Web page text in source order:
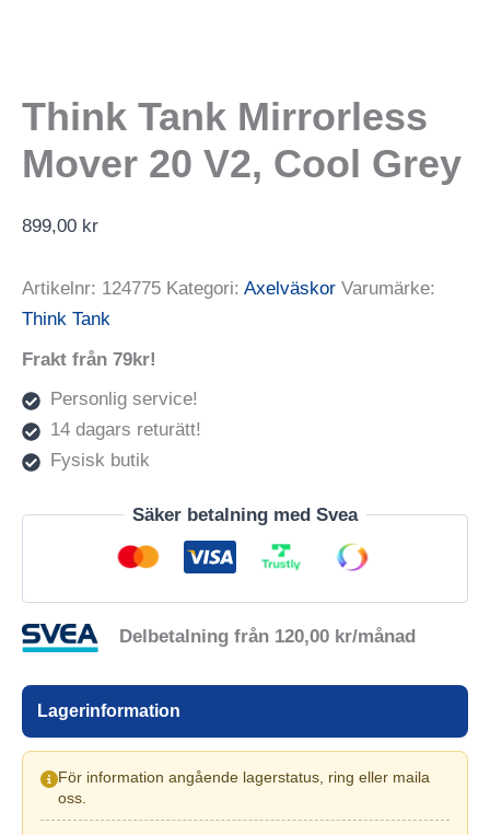
Think Tank Mirrorless
Mover 20 V2, Cool Grey
899,00 kr
Artikelnr: 124775 Kategori: Axelväskor Varumärke:
Think Tank
Frakt från 79kr!
Personlig service!
14 dagars returätt!
Fysisk butik
Säker betalning med Svea
Delbetalning från 120,00 kr/månad
Lagerinformation
För information angående lagerstatus, ring eller maila
oss.